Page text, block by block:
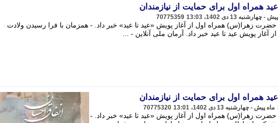
همراه اول برای حمایت از نیازمندان
70775359
زهرا(س) همراه اول از آغاز پویش «عید تا عید» خبر داد. - همزمان با فرا رسیدن ولادت
پویش عید تا عید خبر داد. آرمان ملی آنلاین - ...
همراه اول برای حمایت از نیازمندان
70775320
زهرا(س) همراه اول از آغاز پویش «عید تا عید» خبر داد. -